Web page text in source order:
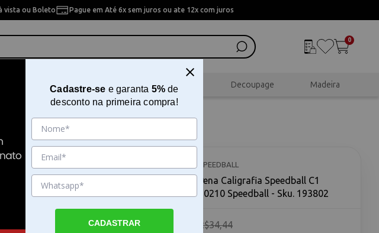
vista ou Boleto Pague em Até 6x sem juros ou ate 12x com juros
0
Pintura Artesanal Scrapbook Decoupage Madeira
Speedball C1 30210
SPEEDBALL
Pena Caligrafia Speedball C1
30210 Speedball - Sku. 193802
R$34,44
Cadastre-se e garanta 5%de
desconto na primeira compra!
CADASTRAR